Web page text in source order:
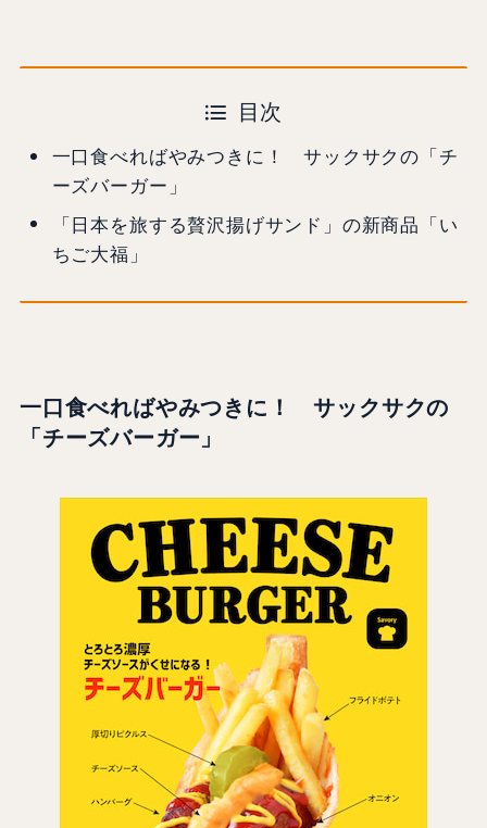
目次
一口食べればやみつきに！ サックサクの「チ
ーズバーガー」
「日本を旅する贅沢揚げサンド」の新商品「い
ちご大福」
一口食べればやみつきに！ サックサクの
「 チーズバーガー 」